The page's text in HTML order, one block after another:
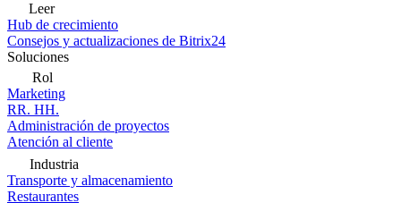
Leer
Hub de crecimiento
Consejos y actualizaciones de Bitrix24
Soluciones
Rol
Marketing
RR. HH.
Administración de proyectos
Atención al cliente
Industria
Transporte y almacenamiento
Restaurantes